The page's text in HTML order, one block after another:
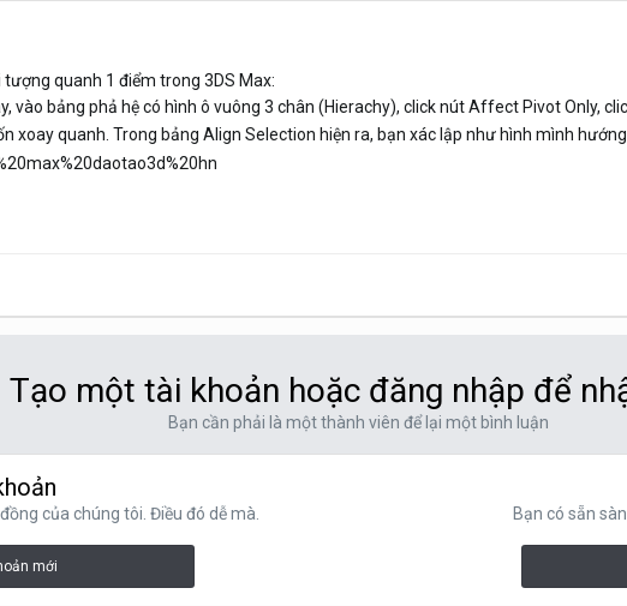
tượng quanh 1 điểm trong 3DS Max:
vào bảng phả hệ có hình ô vuông 3 chân (Hierachy), click nút Affect Pivot Only,
xoay quanh. Trong bảng Align Selection hiện ra, bạn xác lập như hình mình
Tạo một tài khoản hoặc đăng nhập để
Bạn cần phải là một thành viên để lại một bình luận
của chúng tôi. Điều đó dễ mà.
mới
Bạn có sẵn